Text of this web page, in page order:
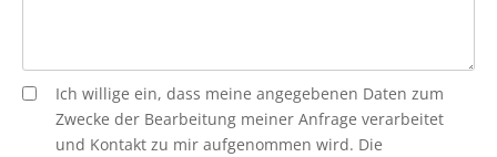
Ich willige ein, dass meine angegebenen Daten zum
Zwecke der Bearbeitung meiner Anfrage verarbeitet
und Kontakt zu mir aufgenommen wird. Die